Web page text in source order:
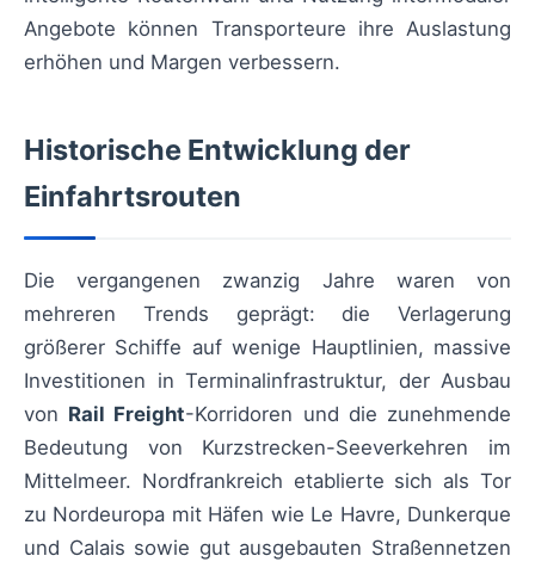
Angebote können Transporteure ihre Auslastung
erhöhen und Margen verbessern.
Historische Entwicklung der
Einfahrtsrouten
Die vergangenen zwanzig Jahre waren von
mehreren Trends geprägt: die Verlagerung
größerer Schiffe auf wenige Hauptlinien, massive
Investitionen in Terminalinfrastruktur, der Ausbau
von Rail Freight-Korridoren und die zunehmende
Bedeutung von Kurzstrecken-Seeverkehren im
Mittelmeer. Nordfrankreich etablierte sich als Tor
zu Nordeuropa mit Häfen wie Le Havre, Dunkerque
und Calais sowie gut ausgebauten Straßennetzen